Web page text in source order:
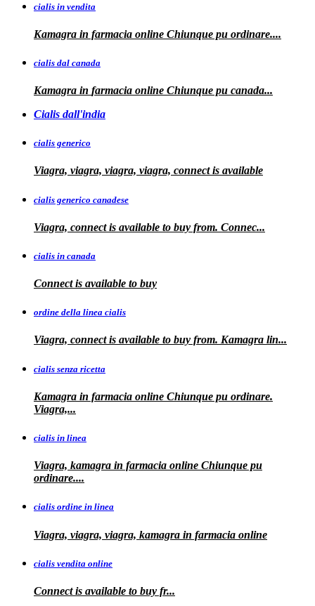
cialis in vendita
Kamagra in farmacia online Chiunque pu ordinare....
cialis dal canada
Kamagra in farmacia online Chiunque pu canada...
Cialis dall'india
cialis generico
Viagra, viagra, viagra, viagra, connect is available
cialis generico canadese
Viagra, connect is available to buy from. Connec...
cialis in canada
Connect is available to buy
ordine della linea cialis
Viagra, connect is available to buy from. Kamagra lin...
cialis senza ricetta
Kamagra in farmacia online Chiunque pu ordinare.
Viagra,...
cialis in linea
Viagra, kamagra in farmacia online Chiunque pu
ordinare....
cialis ordine in linea
Viagra, viagra, viagra, kamagra in farmacia online
cialis vendita online
Connect is available to buy fr...